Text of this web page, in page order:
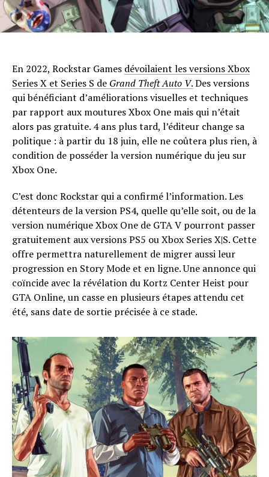
En 2022, Rockstar Games dévoilaient les versions Xbox
Series X et Series S de Grand Theft Auto V.Des versions
qui bénéficiant d’améliorations visuelles et techniques
par rapport aux moutures Xbox One mais qui n’était
alors pas gratuite. 4 ans plus tard, l’éditeur change sa
politique : à partir du 18 juin, elle ne coûtera plus rien, à
condition de posséder la version numérique du jeu sur
Xbox One.
C’est donc Rockstar qui a confirmé l’information. Les
détenteurs de la version PS4, quelle qu’elle soit, ou de la
version numérique Xbox One de GTA V pourront passer
gratuitement aux versions PS5 ou Xbox Series X|S. Cette
offre permettra naturellement de migrer aussi leur
progression en Story Mode et en ligne. Une annonce qui
coïncide avec la révélation du Kortz Center Heist pour
GTA Online, un casse en plusieurs étapes attendu cet
été, sans date de sortie précisée à ce stade.